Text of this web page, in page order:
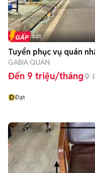
Tin nổi bật
Tuyển phục vụ quán
GABIA QUÁN
Đến 9 triệu/tháng
ĐĐạt